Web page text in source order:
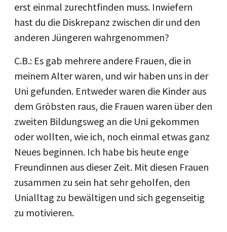
erst einmal zurechtfinden muss. Inwiefern
hast du die Diskrepanz zwischen dir und den
anderen Jüngeren wahrgenommen?
C.B.: Es gab mehrere andere Frauen, die in
meinem Alter waren, und wir haben uns in der
Uni gefunden. Entweder waren die Kinder aus
dem Gröbsten raus, die Frauen waren über den
zweiten Bildungsweg an die Uni gekommen
oder wollten, wie ich, noch einmal etwas ganz
Neues beginnen. Ich habe bis heute enge
Freundinnen aus dieser Zeit. Mit diesen Frauen
zusammen zu sein hat sehr geholfen, den
Unialltag zu bewältigen und sich gegenseitig
zu motivieren.